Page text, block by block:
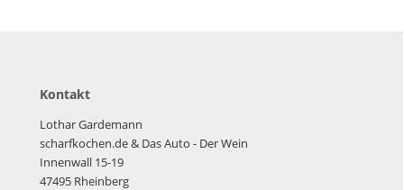
Kontakt
Lothar Gardemann
scharfkochen.de& Das Auto - Der Wein
Innenwall 15-19
47495 Rheinberg